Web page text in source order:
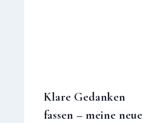
Klare Gedanken
fassen – meine neue